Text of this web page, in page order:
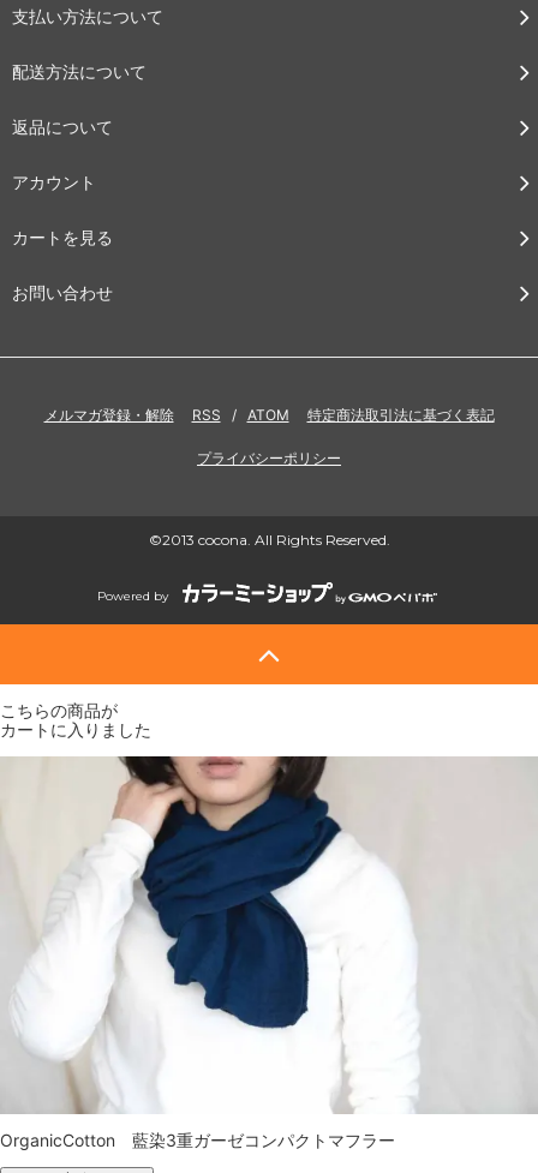
支払い方法について
配送方法について
返品について
アカウント
カートを見る
お問い合わせ
メルマガ登録・解除 RSS / ATOM 特定商法取引法に基づく表記
プライバシーポリシー
©2013 cocona. All Rights Reserved.
Powered by
こちらの商品が
カートに入りました
OrganicCotton 藍染3重ガーゼコンパクトマフラー